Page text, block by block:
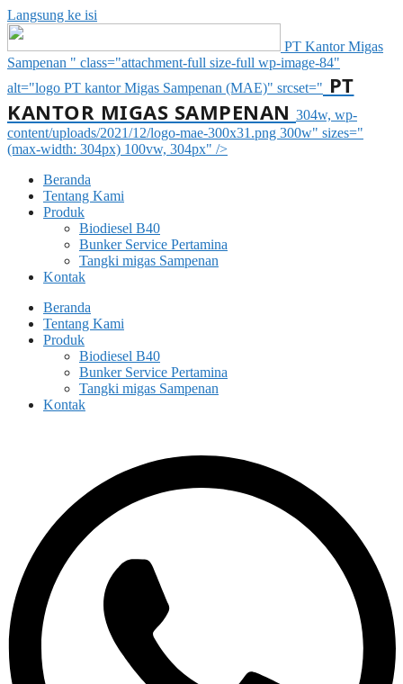
Langsung ke isi
PT Kantor Migas
Sampenan " class="attachment-full size-full wp-image-84"
alt="logo PT kantor Migas Sampenan (MAE)" srcset=" PT
KANTOR MIGAS SAMPENAN 304w, wp-
content/uploads/2021/12/logo-mae-300x31.png 300w" sizes="
(max-width: 304px) 100vw, 304px" />
Beranda
Tentang Kami
Produk
Biodiesel B40
Bunker Service Pertamina
Tangki migas Sampenan
Kontak
Beranda
Tentang Kami
Produk
Biodiesel B40
Bunker Service Pertamina
Tangki migas Sampenan
Kontak